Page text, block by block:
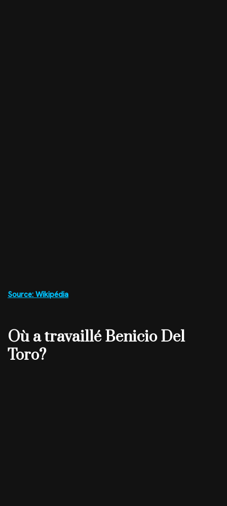
Source: Wikipédia
Où a travaillé Benicio Del
Toro?